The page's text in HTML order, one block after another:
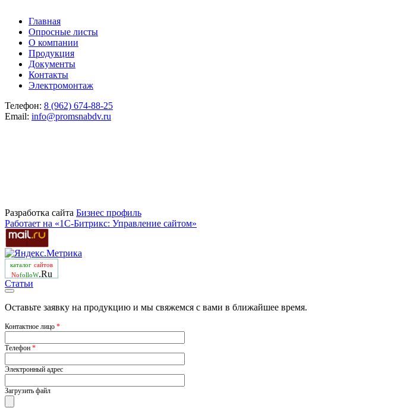
Главная
Опросные листы
О компании
Продукция
Документы
Контакты
Электромонтаж
Телефон: 8 (962) 674-88-25
Email: info@promsnabdv.ru
Разработка сайта Бизнеc профиль
Работает на «1С-Битрикс: Управление сайтом»
каталог сайтов
NofolloW.Ru
Статьи
Оставьте заявку на продукцию и мы свяжемся с вами в ближайшее время.
Контактное лицо *
Телефон *
Электронный адрес
Загрузить файл